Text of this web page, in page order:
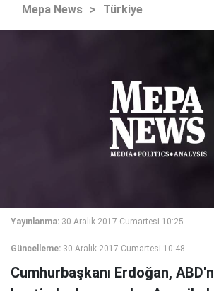
Mepa News > Türkiye
Yayınlanma: 30 Aralık 2017 Cumartesi 10:25
Güncelleme: 30 Aralık 2017 Cumartesi 10:48
Cumhurbaşkanı Erdoğan,